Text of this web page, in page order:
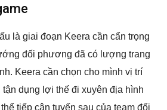
là giai đoạn Keera cần cẩn trọng
đối phương đã có lượng trang
Keera cần chọn cho mình vị trí
dụng lợi thế đi xuyên địa hình
tiếp cận tuyến sau của team đối